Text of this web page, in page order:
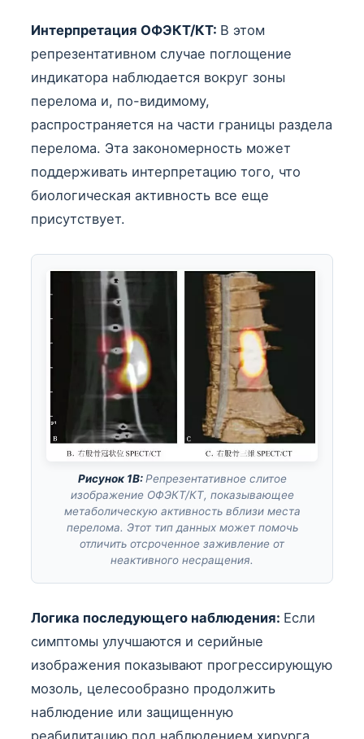
Интерпретация ОФЭКТ/КТ: В этом
репрезентативном случае поглощение
индикатора наблюдается вокруг зоны
перелома и, по-видимому,
распространяется на части границы раздела
перелома. Эта закономерность может
поддерживать интерпретацию того, что
биологическая активность все еще
присутствует.
Рисунок 1B:Репрезентативное слитое
изображение ОФЭКТ/КТ, показывающее
метаболическую активность вблизи места
перелома. Этот тип данных может помочь
отличить отсроченное заживление от
неактивного несращения.
Логика последующего наблюдения: Если
симптомы улучшаются и серийные
изображения показывают прогрессирующую
мозоль, целесообразно продолжить
наблюдение или защищенную
реабилитацию под наблюдением хирурга.